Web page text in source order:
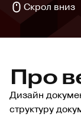
Скрол вниз
Про
Дизайн
структуру